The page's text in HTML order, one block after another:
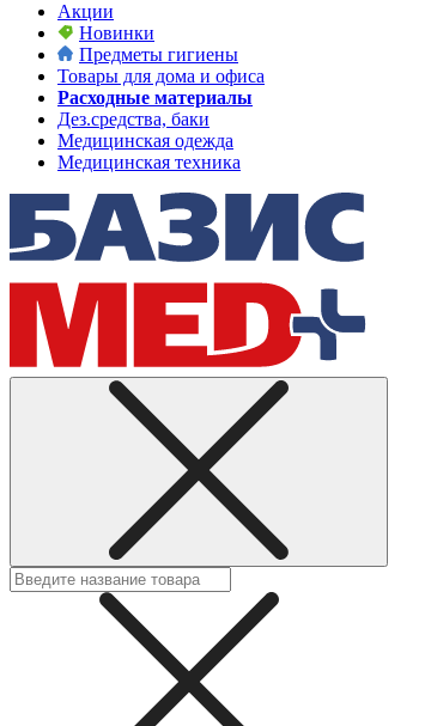
Акции
Новинки
Предметы гигиены
Товары для дома и офиса
Расходные материалы
Дез.средства, баки
Медицинская одежда
Медицинская техника